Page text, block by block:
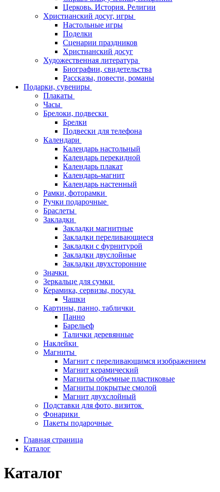
Церковь. История. Религии
Христианский досуг, игры
Настольные игры
Поделки
Сценарии праздников
Христианский досуг
Художественная литература
Биографии, свидетельства
Рассказы, повести, романы
Подарки, сувениры
Плакаты
Часы
Брелоки, подвески
Брелки
Подвески для телефона
Календари
Календарь настольный
Календарь перекидной
Календарь плакат
Календарь-магнит
Календарь настенный
Рамки, фоторамки
Ручки подарочные
Браслеты
Закладки
Закладки магнитные
Закладки переливающиеся
Закладки с фурнитурой
Закладки двуслойные
Закладки двухсторонние
Значки
Зеркальце для сумки
Керамика, сервизы, посуда
Чашки
Картины, панно, таблички
Панно
Барельеф
Талички деревянные
Наклейки
Магниты
Магнит с переливающимся изображением
Магнит керамический
Магниты объемные пластиковые
Магниты покрытые смолой
Магнит двухслойный
Подставки для фото, визиток
Фонарики
Пакеты подарочные
Главная страница
Каталог
Каталог